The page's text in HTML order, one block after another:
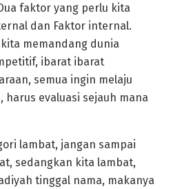
faktor yang perlu kita
dan Faktor internal.
memandang dunia
ibarat ibarat
semua ingin melaju
evaluasi sejauh mana
lambat, jangan sampai
sedangkan kita lambat,
tinggal nama, makanya